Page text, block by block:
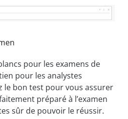
pour les examens de
pour les analystes
le bon test pour vous assurer
préparé à l’examen
sûr de pouvoir le réussir.